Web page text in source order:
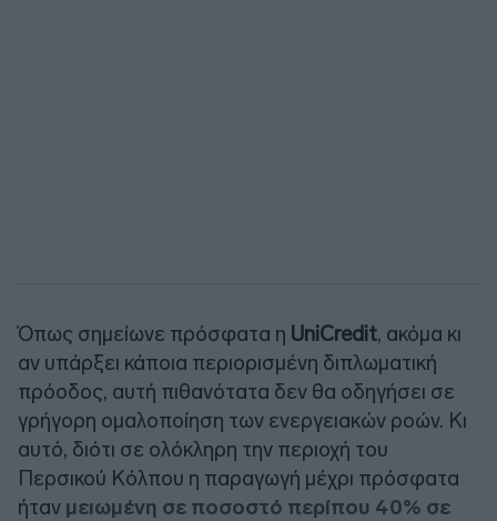
Όπως σημείωνε πρόσφατα η UniCredit, ακόμα κι
αν υπάρξει κάποια περιορισμένη διπλωματική
πρόοδος, αυτή πιθανότατα δεν θα οδηγήσει σε
γρήγορη ομαλοποίηση των ενεργειακών ροών. Κι
αυτό, διότι σε ολόκληρη την περιοχή του
Περσικού Κόλπου η παραγωγή μέχρι πρόσφατα
ήταν μειωμένη σε ποσοστό περίπου 40% σε